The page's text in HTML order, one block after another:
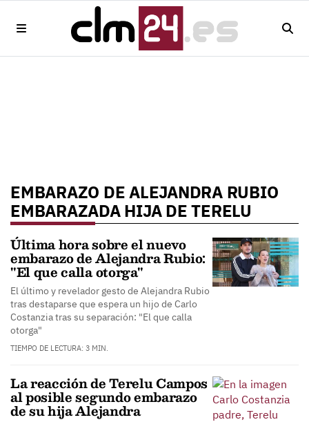
EMBARAZO DE ALEJANDRA RUBIO
EMBARAZADA HIJA DE TERELU
Última hora sobre el nuevo
embarazo de Alejandra Rubio:
"El que calla otorga"
El último y revelador gesto de Alejandra Rubio
tras destaparse que espera un hijo de Carlo
Costanzia tras su separación: "El que calla
otorga"
TIEMPO DE LECTURA: 3 MIN.
La reacción de Terelu Campos
al posible segundo embarazo
de su hija Alejandra